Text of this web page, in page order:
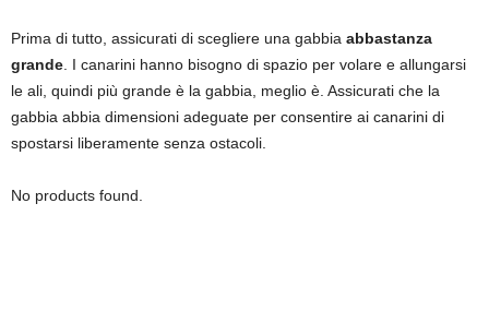
Prima di tutto, assicurati di scegliere una gabbia abbastanza
grande . I canarini hanno bisogno di spazio per volare e allungarsi
le ali, quindi più grande è la gabbia, meglio è. Assicurati che la
gabbia abbia dimensioni adeguate per consentire ai canarini di
spostarsi liberamente senza ostacoli.
No products found.